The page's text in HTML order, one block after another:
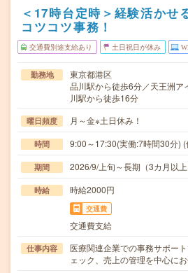
＜17時台定時＞経験活かせ
コツコツ事務！
交通費別途支給あり 土日祝日が休み
勤務地
東京都港区
品川駅から徒歩6分／天王洲ア
川駅から徒歩16分
曜日頻度 月～金※土日休み！
時間 9:00～17:30(実働:7時間30分)
期間 2026/9/上旬～長期（3カ月以
時給 時給2000円
交通費
交通費支給
仕事内容
医療関連企業での事務サポー
ェック、売上の管理を中心に